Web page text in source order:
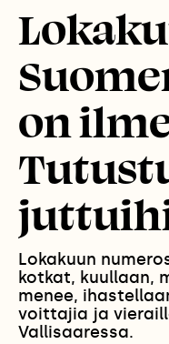
on
Lokakuun
kotkat, kuullaan,
menee,
voittajia ja
Vallisaaressa.